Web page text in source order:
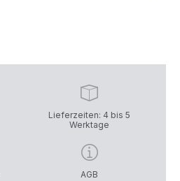
Lieferzeiten: 4 bis 5
Werktage
AGB